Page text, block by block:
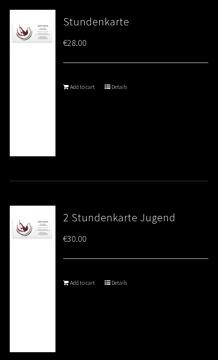
Stundenkarte
€28.00
Add to cart Details
2 Stundenkarte Jugend
€30.00
Add to cart Details